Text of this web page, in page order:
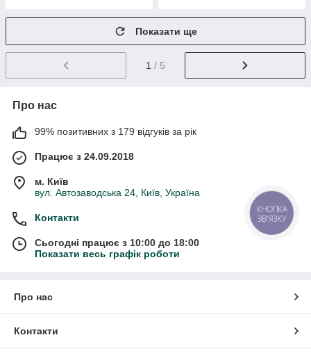
Показати ще
1 / 5
Про нас
99% позитивних з 179 відгуків за рік
Працює з 24.09.2018
м. Київ
вул. Автозаводська 24, Київ, Україна
Контакти
Сьогодні працює з 10:00 до 18:00
Показати весь графік роботи
Про нас
Контакти
КНОПКА
ЗВ'ЯЗКУ